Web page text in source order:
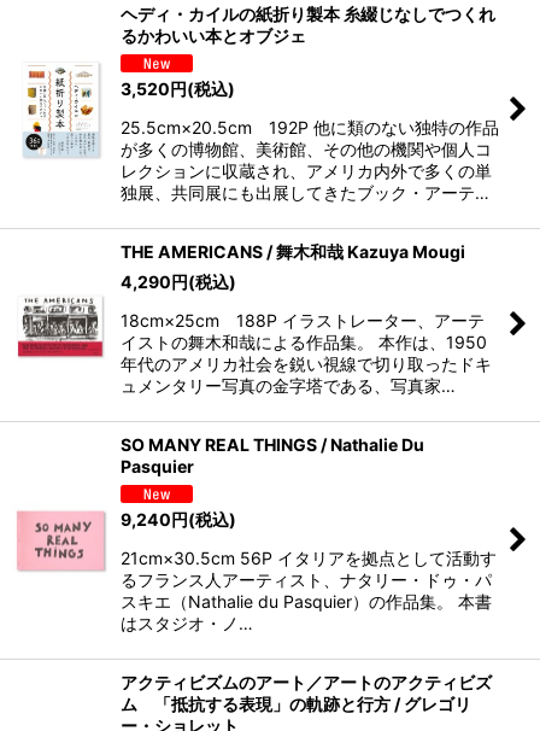
ヘディ・カイルの紙折り製本 糸綴じなしでつくれ
るかわいい本とオブジェ
3,520円(税込)
25.5cm×20.5cm 192P 他に類のない独特の作品
が多くの博物館、美術館、その他の機関や個人コ
レクションに収蔵され、アメリカ内外で多くの単
独展、共同展にも出展してきたブック・アーテ…
THE AMERICANS / 舞木和哉 Kazuya Mougi
4,290円(税込)
18cm×25cm 188P イラストレーター、アーテ
イストの舞木和哉による作品集。 本作は、1950
年代のアメリカ社会を鋭い視線で切り取ったドキ
ュメンタリー写真の金字塔である、写真家…
SO MANY REAL THINGS / Nathalie Du
Pasquier
9,240円(税込)
21cm×30.5cm 56P イタリアを拠点として活動す
るフランス人アーティスト、ナタリー・ドゥ・パ
スキエ（Nathalie du Pasquier）の作品集。 本書
はスタジオ・ノ…
アクティビズムのアート／アートのアクティビズ
ム 「抵抗する表現」の軌跡と行方 / グレゴリ
ー・ショレット